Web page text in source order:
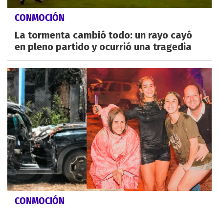
CONMOCIÓN
La tormenta cambió todo: un rayo cayó
en pleno partido y ocurrió una tragedia
CONMOCIÓN